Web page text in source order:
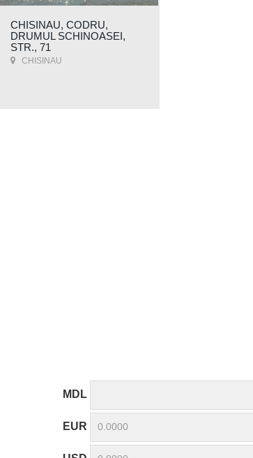
CHISINAU, CODRU,
DRUMUL SCHINOASEI,
STR., 71
CHISINAU
MDL
EUR